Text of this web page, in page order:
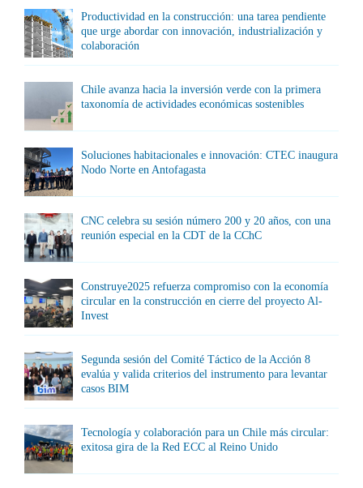
Productividad en la construcción: una tarea pendiente
que urge abordar con innovación, industrialización y
colaboración
Chile avanza hacia la inversión verde con la primera
taxonomía de actividades económicas sostenibles
Soluciones habitacionales e innovación: CTEC inaugura
Nodo Norte en Antofagasta
CNC celebra su sesión número 200 y 20 años, con una
reunión especial en la CDT de la CChC
Construye2025 refuerza compromiso con la economía
circular en la construcción en cierre del proyecto Al-
Invest
Segunda sesión del Comité Táctico de la Acción 8
evalúa y valida criterios del instrumento para levantar
casos BIM
Tecnología y colaboración para un Chile más circular:
exitosa gira de la Red ECC al Reino Unido